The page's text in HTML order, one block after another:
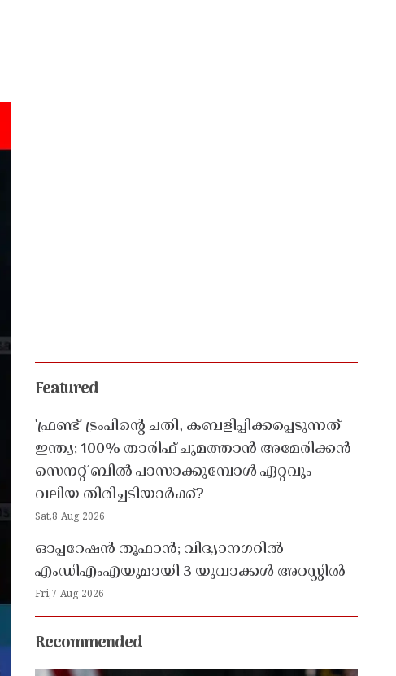
Featured
'ഫ്രണ്ട്' ട്രംപിന്റെ ചതി, കബളിപ്പിക്കപ്പെടുന്നത്
ഇന്ത്യ; 100% താരിഫ് ചുമത്താൻ അമേരിക്കൻ
സെനറ്റ് ബിൽ പാസാക്കുമ്പോൾ ഏറ്റവും
വലിയ തിരിച്ചടിയാർക്ക്?
Sat,8 Aug 2026
ഓപ്പറേഷൻ തൂഫാൻ; വിദ്യാനഗറിൽ
എംഡിഎംഎയുമായി 3 യുവാക്കൾ അറസ്റ്റിൽ
Fri,7 Aug 2026
Recommended